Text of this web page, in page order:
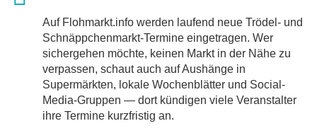
Auf Flohmarkt.info werden laufend neue Trödel- und
Schnäppchenmarkt-Termine eingetragen. Wer
sichergehen möchte, keinen Markt in der Nähe zu
verpassen, schaut auch auf Aushänge in
Supermärkten, lokale Wochenblätter und Social-
Media-Gruppen — dort kündigen viele Veranstalter
ihre Termine kurzfristig an.